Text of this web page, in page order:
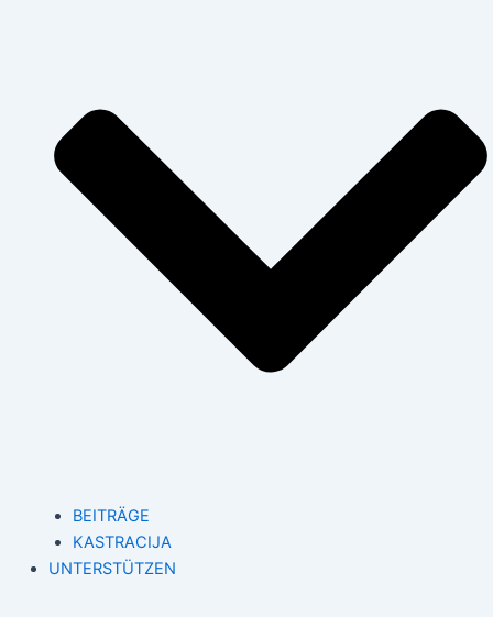
BEITRÄGE
KASTRACIJA
UNTERSTÜTZEN